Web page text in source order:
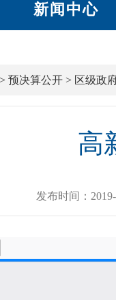
新闻中心
> 预决算公开 > 区级政
高
发布时间：